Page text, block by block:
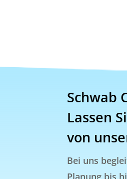
Schwab
Lassen
von
Bei uns